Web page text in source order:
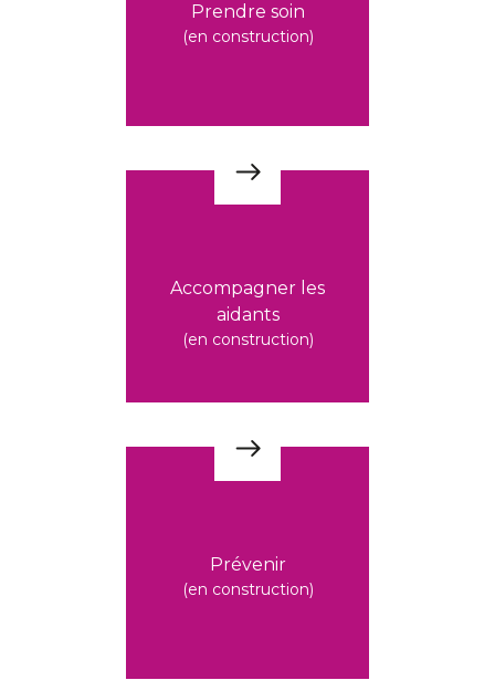
Prendre soin
(en construction)
Accompagner les
aidants
(en construction)
Prévenir
(en construction)